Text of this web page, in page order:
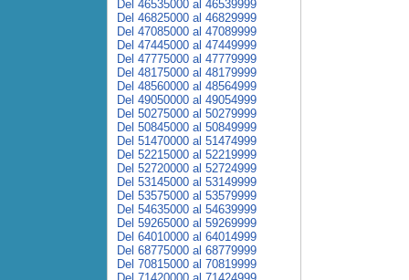
Del 46535000 al 46539999
Del 46825000 al 46829999
Del 47085000 al 47089999
Del 47445000 al 47449999
Del 47775000 al 47779999
Del 48175000 al 48179999
Del 48560000 al 48564999
Del 49050000 al 49054999
Del 50275000 al 50279999
Del 50845000 al 50849999
Del 51470000 al 51474999
Del 52215000 al 52219999
Del 52720000 al 52724999
Del 53145000 al 53149999
Del 53575000 al 53579999
Del 54635000 al 54639999
Del 59265000 al 59269999
Del 64010000 al 64014999
Del 68775000 al 68779999
Del 70815000 al 70819999